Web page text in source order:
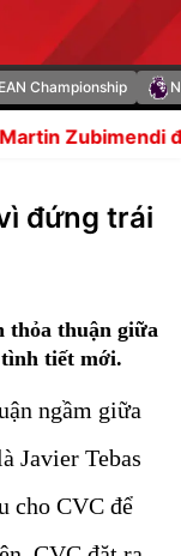
Championship
Chelsea là
đứng trái
thỏa thuận giữa
tiết mới.
ngầm giữa
Javier Tebas
cho CVC để